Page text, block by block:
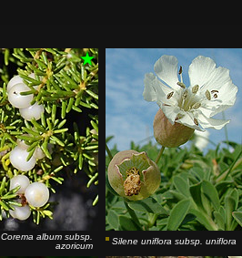
Corema album subsp.
azoricum
Silene uniflora subsp. uniflora